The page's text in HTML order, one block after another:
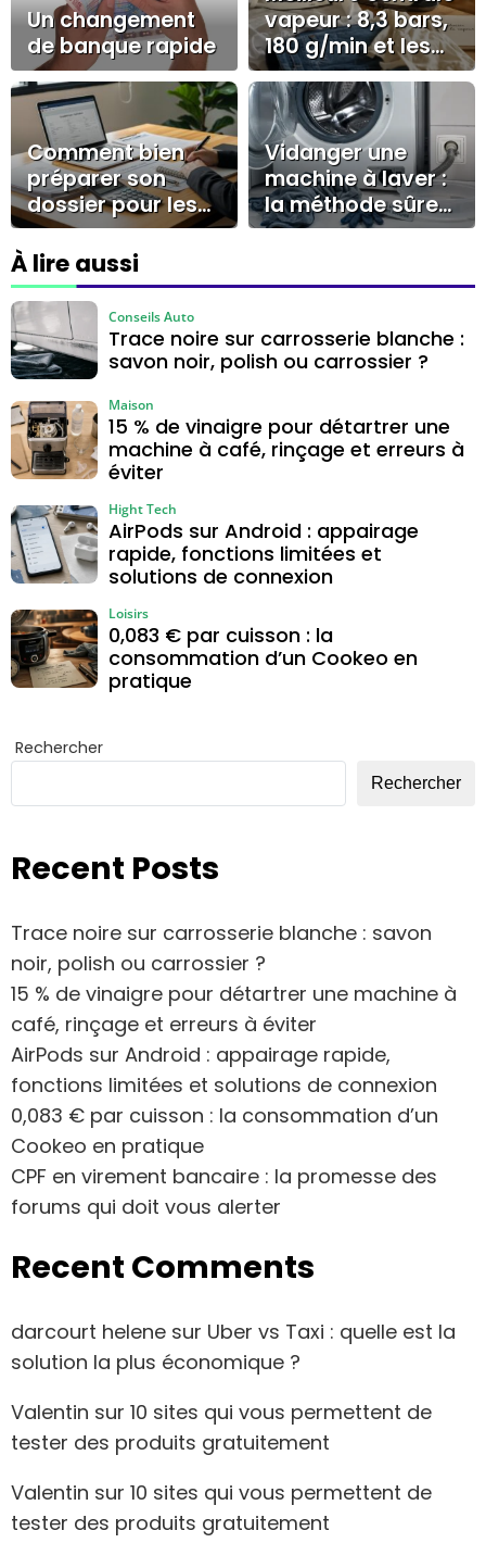
Un changement
de banque rapide
vapeur : 8,3 bars,
180 g/min et les
erreurs qui
coûtent cher
Comment bien
préparer son
dossier pour les
prêts à la
consommation ?
Vidanger une
machine à laver :
la méthode sûre
sans inondation
électrique
À lire aussi
Trace noire sur carrosserie blanche :
savon noir, polish ou carrossier ?
Conseils Auto
15 % de vinaigre pour détartrer une
machine à café, rinçage et erreurs à
éviter
Maison
AirPods sur Android : appairage
rapide, fonctions limitées et
solutions de connexion
Hight Tech
0,083 € par cuisson : la
consommation d’un Cookeo en
pratique
Loisirs
Rechercher
Rechercher
Recent Posts
Trace noire sur carrosserie blanche : savon
noir, polish ou carrossier ?
15 % de vinaigre pour détartrer une machine à
café, rinçage et erreurs à éviter
AirPods sur Android : appairage rapide,
fonctions limitées et solutions de connexion
0,083 € par cuisson : la consommation d’un
Cookeo en pratique
CPF en virement bancaire : la promesse des
forums qui doit vous alerter
Recent Comments
darcourt helene sur Uber vs Taxi : quelle est la
solution la plus économique ?
Valentin sur 10 sites qui vous permettent de
tester des produits gratuitement
Valentin sur 10 sites qui vous permettent de
tester des produits gratuitement